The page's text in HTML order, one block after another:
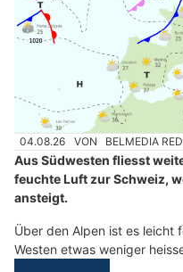
04.08.26 VON BELMEDIA
Aus Südwesten fliesst
feuchte Luft zur Schweiz,
ansteigt.
Über den Alpen ist es leicht
Westen etwas weniger